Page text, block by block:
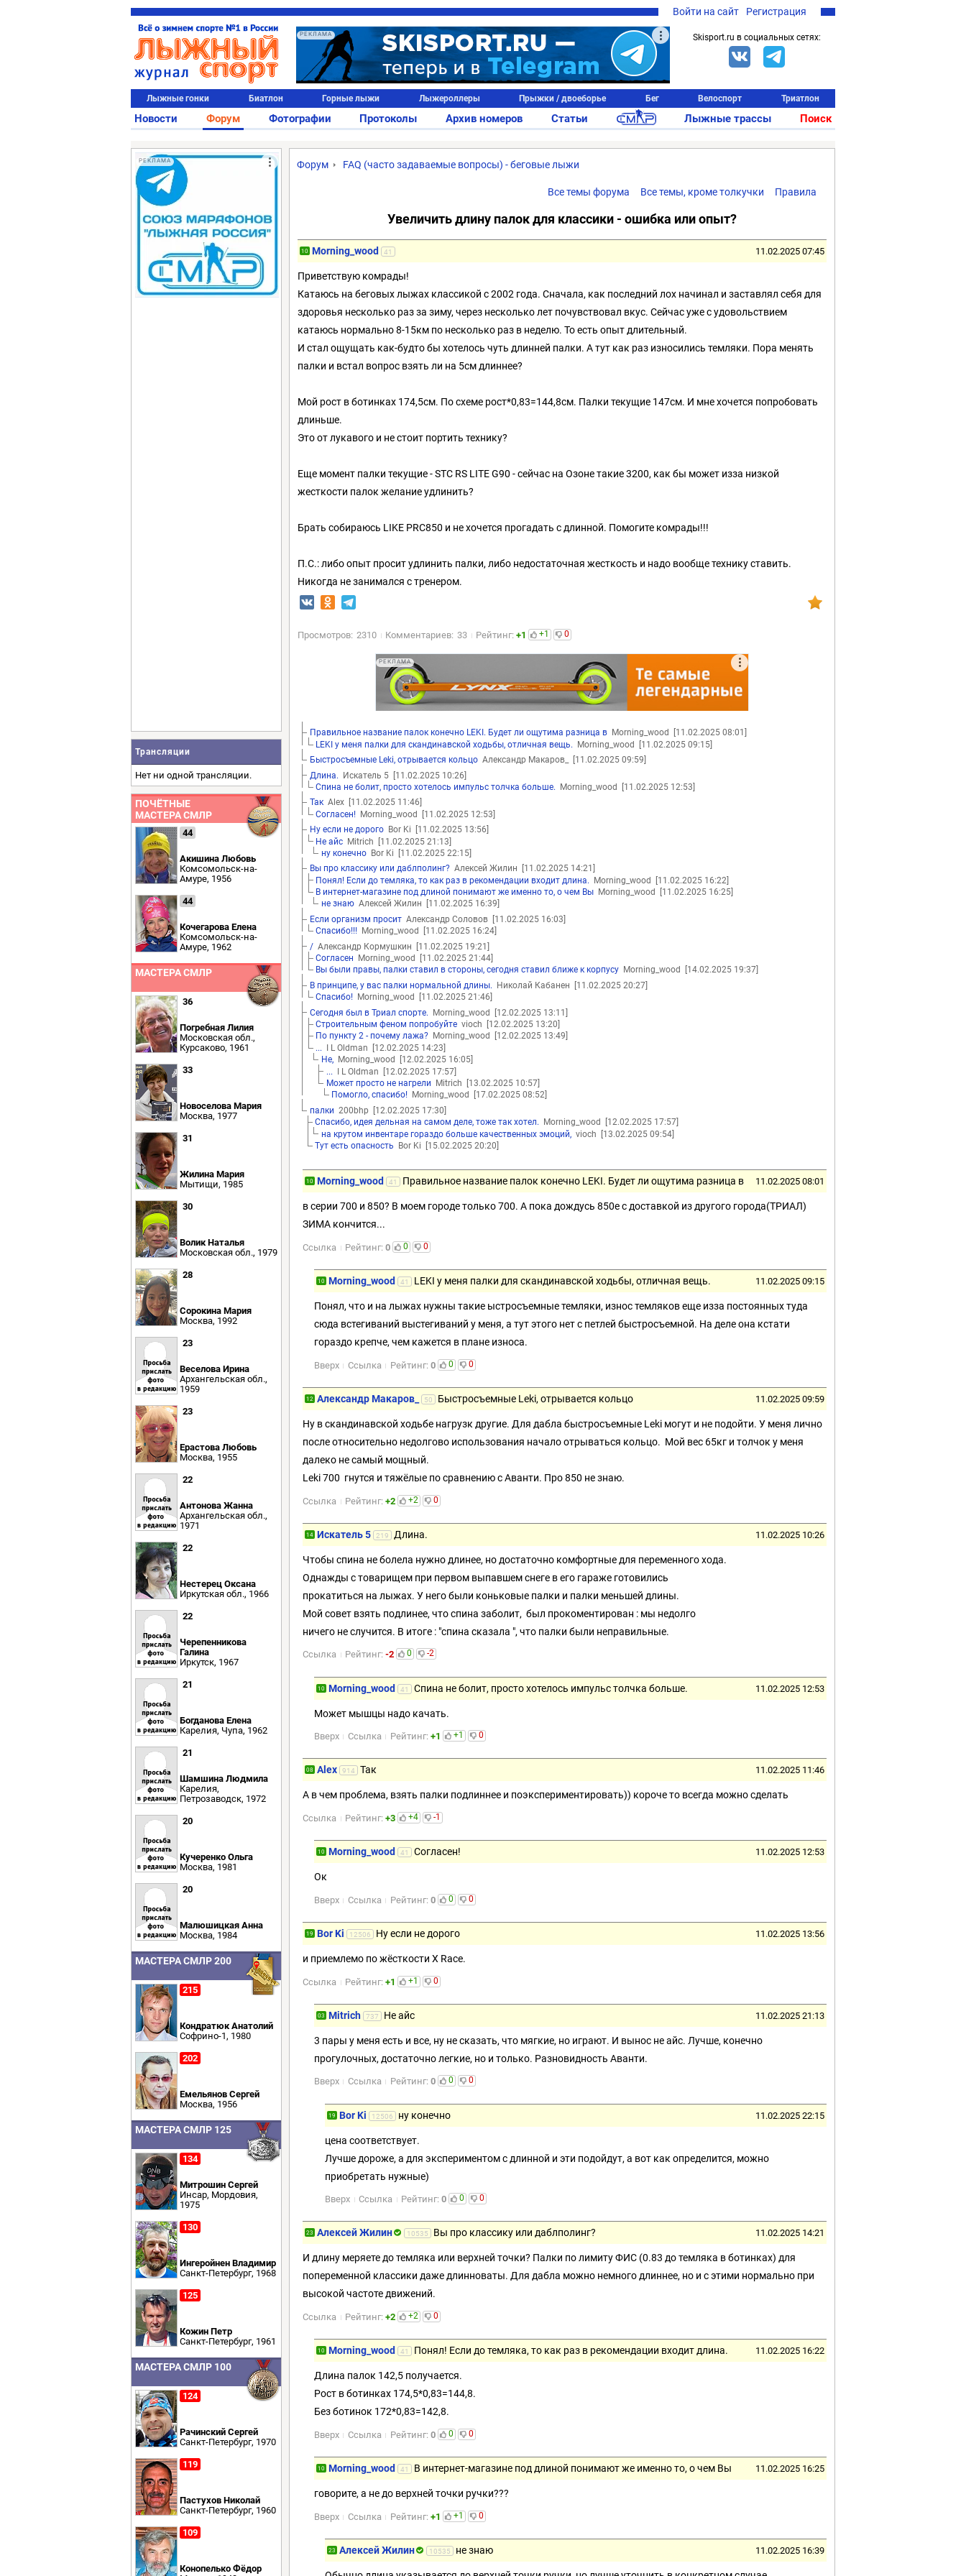
Войти на сайт Регистрация
РЕКЛАМА Skisport.ru в социальных сетях:
Лыжные гонки Биатлон Горные лыжи Лыжероллеры Прыжки / двоеборье Бег Велоспорт Триатлон
Новости Форум Фотографии Протоколы Архив номеров Статьи Лыжные трассы Поиск
РЕКЛАМА
Трансляции
Нет ни одной трансляции.
ПОЧЁТНЫЕ
МАСТЕРА СМЛР
44
Акишина Любовь
Комсомольск-на-
Амуре, 1956
44
Кочегарова Елена
Комсомольск-на-
Амуре, 1962
МАСТЕРА СМЛР
36
Погребная Лилия
Московская обл.,
Курсаково, 1961
33
Новоселова Мария
Москва, 1977
31
Жилина Мария
Мытищи, 1985
30
Волик Наталья
Московская обл., 1979
28
Сорокина Мария
Москва, 1992
23
Веселова Ирина
Архангельская обл.,
1959
23
Ерастова Любовь
Москва, 1955
22
Антонова Жанна
Архангельская обл.,
1971
22
Нестерец Оксана
Иркутская обл., 1966
22
Черепенникова
Галина
Иркутск, 1967
21
Богданова Елена
Карелия, Чупа, 1962
21
Шамшина Людмила
Карелия,
Петрозаводск, 1972
20
Кучеренко Ольга
Москва, 1981
20
Малюшицкая Анна
Москва, 1984
МАСТЕРА СМЛР 200
215
Кондратюк Анатолий
Софрино-1, 1980
202
Емельянов Сергей
Москва, 1956
МАСТЕРА СМЛР 125
134
Митрошин Сергей
Инсар, Мордовия,
1975
130
Ингеройнен Владимир
Санкт-Петербург, 1968
125
Кожин Петр
Санкт-Петербург, 1961
МАСТЕРА СМЛР 100
124
Рачинский Сергей
Санкт-Петербург, 1970
119
Пастухов Николай
Санкт-Петербург, 1960
109
Конопелько Фёдор
Форум FAQ (часто задаваемые вопросы) - беговые лыжи
Правила
Все темы, кроме толкучки
Все темы форума
Увеличить длину палок для классики - ошибка или опыт?
10 Morning_wood 41 11.02.2025 07:45
Приветствую комрады!
Катаюсь на беговых лыжах классикой с 2002 года. Сначала, как последний лох начинал и заставлял себя для
здоровья несколько раз за зиму, через несколько лет почувствовал вкус. Сейчас уже с удовольствием
катаюсь нормально 8-15км по несколько раз в неделю. То есть опыт длительный.
И стал ощущать как-будто бы хотелось чуть длинней палки. А тут как раз износились темляки. Пора менять
палки и встал вопрос взять ли на 5см длиннее?
Мой рост в ботинках 174,5см. По схеме рост*0,83=144,8см. Палки текущие 147см. И мне хочется попробовать
длиньше.
Это от лукавого и не стоит портить технику?
Еще момент палки текущие - STC RS LITE G90 - сейчас на Озоне такие 3200, как бы может изза низкой
жесткости палок желание удлинить?
Брать собираюсь LIKE PRC850 и не хочется прогадать с длинной. Помогите комрады!!!
П.С.: либо опыт просит удлинить палки, либо недостаточная жесткость и надо вообще технику ставить.
Никогда не занимался с тренером.
Просмотров: 2310 Комментариев: 33 Рейтинг:+1 +1 0
РЕКЛАМА
Правильное название палок конечно LEKI. Будет ли ощутима разница вMorning_wood
[11.02.2025 08:01]
LEKI у меня палки для скандинавской ходьбы, отличная вещь. Morning_wood
[11.02.2025 09:15]
Быстросъемные Leki, отрывается кольцоАлександр Макаров_
[11.02.2025 09:59]
Длина. Искатель 5 [11.02.2025 10:26]
Спина не болит, просто хотелось импульс толчка больше. Morning_wood
[11.02.2025 12:53]
ТакAlex
[11.02.2025 11:46]
Согласен! Morning_wood
[11.02.2025 12:53]
Ну если не дорогоBor Ki
[11.02.2025 13:56]
Не айс Mitrich
[11.02.2025 21:13]
ну конечноBor Ki
[11.02.2025 22:15]
Вы про классику или даблполинг?Алексей Жилин
[11.02.2025 14:21]
Понял! Если до темляка, то как раз в рекомендации входит длина. Morning_wood
[11.02.2025 16:22]
В интернет-магазине под длиной понимают же именно то, о чем Вы Morning_wood
[11.02.2025 16:25]
не знаюАлексей Жилин
[11.02.2025 16:39]
Если организм проситАлександр Соловов [11.02.2025 16:03]
Спасибо!!! Morning_wood
[11.02.2025 16:24]
/Александр Кормушкин
[11.02.2025 19:21]
Согласен Morning_wood
[11.02.2025 21:44]
Вы были правы, палки ставил в стороны, сегодня ставил ближе к корпусу Morning_wood
[14.02.2025 19:37]
В принципе, у вас палки нормальной длины. Николай Кабанен
[11.02.2025 20:27]
Спасибо! Morning_wood
[11.02.2025 21:46]
Сегодня был в Триал спорте. Morning_wood
[12.02.2025 13:11]
Строительным феном попробуйте vioch
[12.02.2025 13:20]
По пункту 2 - почему лажа? Morning_wood
[12.02.2025 13:49]
... I L Oldman
[12.02.2025 14:23]
Не,Morning_wood
[12.02.2025 16:05]
... I L Oldman
[12.02.2025 17:57]
Может просто не нагрели Mitrich
[13.02.2025 10:57]
Помогло, спасибо! Morning_wood
[17.02.2025 08:52]
палки 200bhp
[12.02.2025 17:30]
Спасибо, идея дельная на самом деле, тоже так хотел. Morning_wood
[12.02.2025 17:57]
на крутом инвентаре гораздо больше качественных эмоций,vioch
[13.02.2025 09:54]
Тут есть опасность Bor Ki [15.02.2025 20:20]
10 Morning_wood 41 Правильное название палок конечно LEKI. Будет ли ощутима разница в 11.02.2025 08:01
в серии 700 и 850? В моем городе только 700. А пока дождусь 850е с доставкой из другого города(ТРИАЛ)
ЗИМА кончится...
Ссылка Рейтинг:0 0 0
10 Morning_wood 41 LEKI у меня палки для скандинавской ходьбы, отличная вещь. 11.02.2025 09:15
Понял, что и на лыжах нужны такие ыстросъемные темляки, износ темляков еще изза постоянных туда
сюда встегиваний выстегиваний у меня, а тут этого нет с петлей быстросъемной. На деле она кстати
гораздо крепче, чем кажется в плане износа.
Вверх Ссылка Рейтинг: 0 0 0
12 Александр Макаров_ 50 Быстросъемные Leki, отрывается кольцо 11.02.2025 09:59
Ну в скандинавской ходьбе нагрузк другие. Для дабла быстросъемные Leki могут и не подойти. У меня лично
после относительно недолгово использования начало отрываться кольцо. Мой вес 65кг и толчок у меня
далеко не самый мощный.
Leki 700 гнутся и тяжёлые по сравнению с Аванти. Про 850 не знаю.
Ссылка Рейтинг:+2 +2 0
14 Искатель 5 219 Длина. 11.02.2025 10:26
Чтобы спина не болела нужно длинее, но достаточно комфортные для переменного хода.
Однажды с товарищем при первом выпавшем снеге в его гараже готовились
прокатиться на лыжах. У него были коньковые палки и палки меньшей длины.
Мой совет взять подлинее, что спина заболит, был прокоментирован : мы недолго
ничего не случится. В итоге : "спина сказала ", что палки были неправильные.
Ссылка Рейтинг:-2 0 -2
10 Morning_wood 41 Спина не болит, просто хотелось импульс толчка больше. 11.02.2025 12:53
Может мышцы надо качать.
Вверх Ссылка Рейтинг: +1 +1 0
08 Alex 914 Так 11.02.2025 11:46
А в чем проблема, взять палки подлиннее и поэкспериментировать)) короче то всегда можно сделать
Ссылка Рейтинг:+3 +4 -1
10 Morning_wood 41 Согласен! 11.02.2025 12:53
Ок
Вверх Ссылка Рейтинг: 0 0 0
19 Bor Ki 12506 Ну если не дорого 11.02.2025 13:56
и приемлемо по жёсткости Х Race.
Ссылка Рейтинг:+1 +1 0
03 Mitrich 737 Не айс 11.02.2025 21:13
3 пары у меня есть и все, ну не сказать, что мягкие, но играют. И вынос не айс. Лучше, конечно
прогулочных, достаточно легкие, но и только. Разновидность Аванти.
Вверх Ссылка Рейтинг: 0 0 0
19 Bor Ki 12506 ну конечно 11.02.2025 22:15
цена соответствует.
Лучше дороже, а для экспериментом с длинной и эти подойдут, а вот как определится, можно
приобретать нужные)
Вверх Ссылка Рейтинг:0 0 0
23 Алексей Жилин 10535 Вы про классику или даблполинг? 11.02.2025 14:21
И длину меряете до темляка или верхней точки? Палки по лимиту ФИС (0.83 до темляка в ботинках) для
попеременной классики даже длинноваты. Для дабла можно немного длиннее, но и с этими нормально при
высокой частоте движений.
Ссылка Рейтинг:+2 +2 0
10 Morning_wood 41 Понял! Если до темляка, то как раз в рекомендации входит длина. 11.02.2025 16:22
Длина палок 142,5 получается.
Рост в ботинках 174,5*0,83=144,8.
Без ботинок 172*0,83=142,8.
Вверх Ссылка Рейтинг: 0 0 0
10 Morning_wood 41 В интернет-магазине под длиной понимают же именно то, о чем Вы 11.02.2025 16:25
говорите, а не до верхней точки ручки???
Вверх Ссылка Рейтинг: +1 +1 0
23 Алексей Жилин 10535 не знаю 11.02.2025 16:39